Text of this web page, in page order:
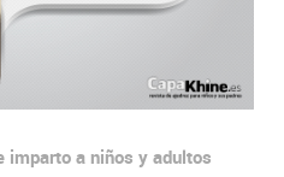
imparto a niños y adultos